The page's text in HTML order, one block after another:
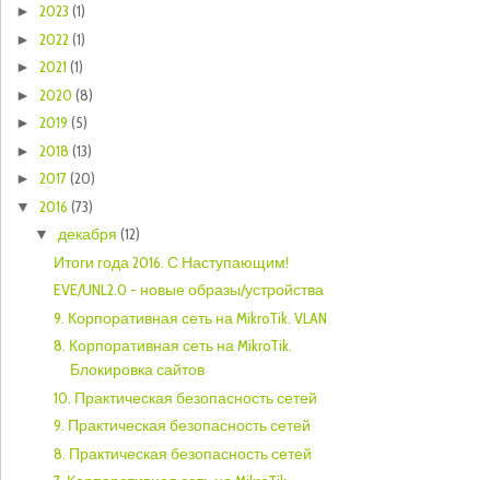
►2023(1)
►2022(1)
►2021(1)
►2020(8)
►2019(5)
►2018(13)
►2017(20)
▼2016(73)
▼ декабря(12)
Итоги года 2016. С Наступающим!
EVE/UNL2.0 - новые образы/устройства
9. Корпоративная сеть на MikroTik. VLAN
8. Корпоративная сеть на MikroTik.
Блокировка сайтов
10. Практическая безопасность сетей
9. Практическая безопасность сетей
8. Практическая безопасность сетей